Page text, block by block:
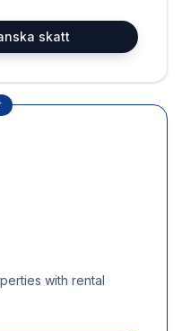
skatt
with rental